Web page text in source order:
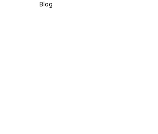
Blog